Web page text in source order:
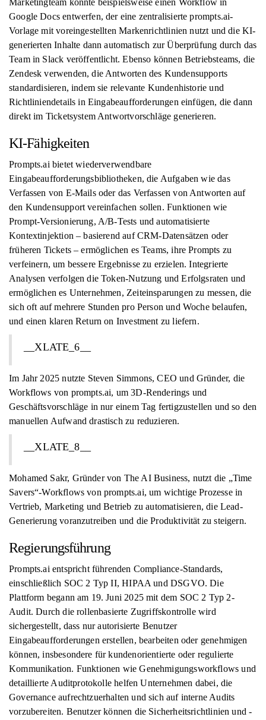
Marketingteam könnte beispielsweise einen Workflow in
Google Docs entwerfen, der eine zentralisierte prompts.ai-
Vorlage mit voreingestellten Markenrichtlinien nutzt und die KI-
generierten Inhalte dann automatisch zur Überprüfung durch das
Team in Slack veröffentlicht. Ebenso können Betriebsteams, die
Zendesk verwenden, die Antworten des Kundensupports
standardisieren, indem sie relevante Kundenhistorie und
Richtliniendetails in Eingabeaufforderungen einfügen, die dann
direkt im Ticketsystem Antwortvorschläge generieren.
KI-Fähigkeiten
Prompts.ai bietet wiederverwendbare
Eingabeaufforderungsbibliotheken, die Aufgaben wie das
Verfassen von E-Mails oder das Verfassen von Antworten auf
den Kundensupport vereinfachen sollen. Funktionen wie
Prompt-Versionierung, A/B-Tests und automatisierte
Kontextinjektion – basierend auf CRM-Datensätzen oder
früheren Tickets – ermöglichen es Teams, ihre Prompts zu
verfeinern, um bessere Ergebnisse zu erzielen. Integrierte
Analysen verfolgen die Token-Nutzung und Erfolgsraten und
ermöglichen es Unternehmen, Zeiteinsparungen zu messen, die
sich oft auf mehrere Stunden pro Person und Woche belaufen,
und einen klaren Return on Investment zu liefern.
__XLATE_6__
Im Jahr 2025 nutzte Steven Simmons, CEO und Gründer, die
Workflows von prompts.ai, um 3D-Renderings und
Geschäftsvorschläge in nur einem Tag fertigzustellen und so den
manuellen Aufwand drastisch zu reduzieren.
__XLATE_8__
Mohamed Sakr, Gründer von The AI ​​Business, nutzt die „Time
Savers“-Workflows von prompts.ai, um wichtige Prozesse in
Vertrieb, Marketing und Betrieb zu automatisieren, die Lead-
Generierung voranzutreiben und die Produktivität zu steigern.
Regierungsführung
Prompts.ai entspricht führenden Compliance-Standards,
einschließlich SOC 2 Typ II, HIPAA und DSGVO. Die
Plattform begann am 19. Juni 2025 mit dem SOC 2 Typ 2-
Audit. Durch die rollenbasierte Zugriffskontrolle wird
sichergestellt, dass nur autorisierte Benutzer
Eingabeaufforderungen erstellen, bearbeiten oder genehmigen
können, insbesondere für kundenorientierte oder regulierte
Kommunikation. Funktionen wie Genehmigungsworkflows und
detaillierte Auditprotokolle helfen Unternehmen dabei, die
Governance aufrechtzuerhalten und sich auf interne Audits
vorzubereiten. Benutzer können die Sicherheitsrichtlinien und -